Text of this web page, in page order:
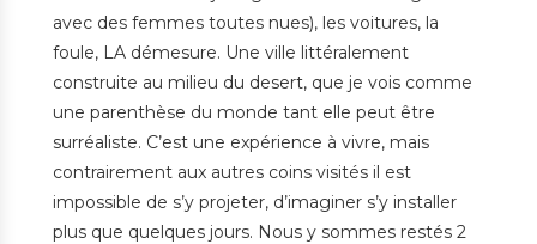
avec des femmes toutes nues), les voitures, la
foule, LA démesure. Une ville littéralement
construite au milieu du desert, que je vois comme
une parenthèse du monde tant elle peut être
surréaliste. C’est une expérience à vivre, mais
contrairement aux autres coins visités il est
impossible de s’y projeter, d’imaginer s’y installer
plus que quelques jours. Nous y sommes restés 2